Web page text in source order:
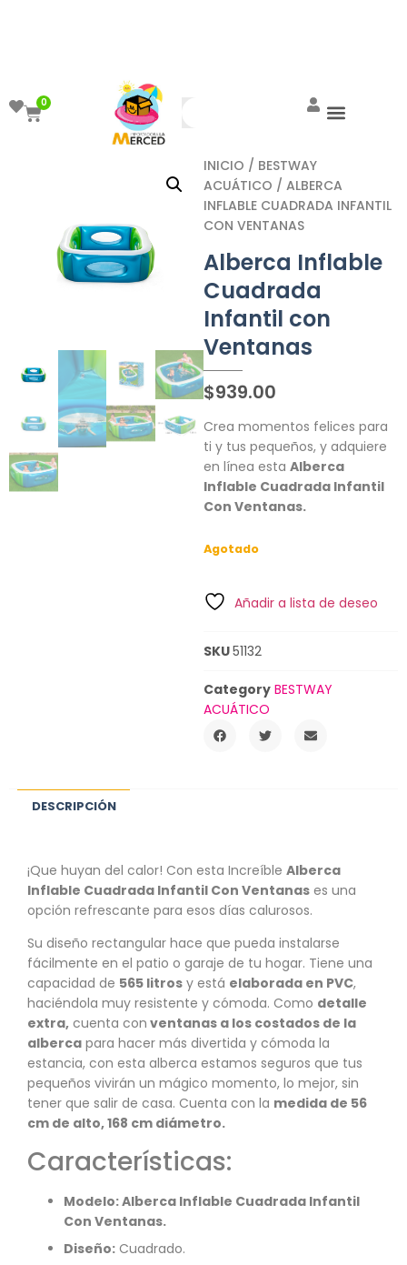
0
INICIO / BESTWAY
ACUÁTICO / ALBERCA
INFLABLE CUADRADA INFANTIL
CON VENTANAS
Alberca Inflable
Cuadrada
Infantil con
Ventanas
$939.00
Crea momentos felices para
ti y tus pequeños, y adquiere
en línea esta Alberca
Inflable Cuadrada Infantil
Con Ventanas.
Agotado
Añadir a lista de deseo
SKU51132
Category BESTWAY
ACUÁTICO
DESCRIPCIÓN
¡Que huyan del calor! Con esta Increíble Alberca
Inflable Cuadrada Infantil Con Ventanas es una
opción refrescante para esos días calurosos.
Su diseño rectangular hace que pueda instalarse
fácilmente en el patio o garaje de tu hogar. Tiene una
capacidad de 565 litros y está elaborada en PVC,
haciéndola muy resistente y cómoda. Como detalle
extra, cuenta con ventanas a los costados de la
alberca para hacer más divertida y cómoda la
estancia, con esta alberca estamos seguros que tus
pequeños vivirán un mágico momento, lo mejor, sin
tener que salir de casa. Cuenta con la medida de 56
cm de alto, 168 cm diámetro.
Características:
Modelo: Alberca Inflable Cuadrada Infantil
Con Ventanas.
Diseño: Cuadrado.